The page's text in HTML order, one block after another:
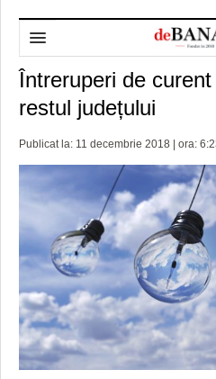
HOME
DESPRE NOI
REDACȚIA DEBANAT
POLITICA DE COOKIES
POLITICA DE
ADMINISTRAȚIE
PRIMĂRIA TIMIŞOARA
CONSILIUL JUDEŢEAN TIMIŞ
PREFECTURA TIMIŞ
POLITICĂ
POLITICA
POLI TIMISOARA
FOTBAL JUDETEAN
ALTE SPORTURI
DOSARELE DEBANAT
ETICA LUCIDITĂȚII ASISTATE
JURNAL DE CAMPANIE
ZÂMBETE AMARE
TIMP LIBER ȘI CULTURĂ
TIMP LIBER
ULTRAMARIN VA
CULTURA
ECONOMIC
AFACERI
SĂNĂTATE
MAI MULTE
Întreruperi de
restul județului
Publicat la: 11 decembrie 2018 | ora: